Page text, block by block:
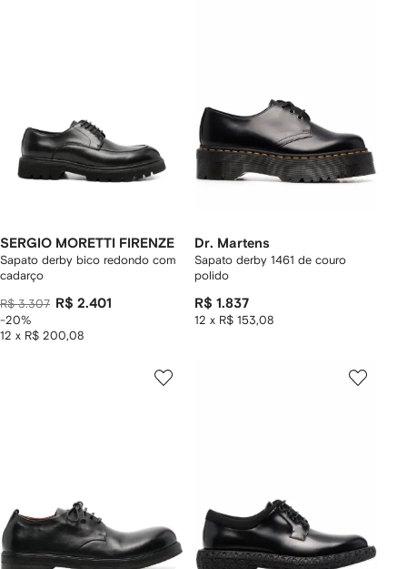
SERGIO MORETTI FIRENZE
Sapato derby bico redondo com
cadarço
R$ 3.307 R$ 2.401
12 x R$ 200,08
-20%
Dr. Martens
Sapato derby 1461 de couro
polido
R$ 1.837
12 x R$ 153,08